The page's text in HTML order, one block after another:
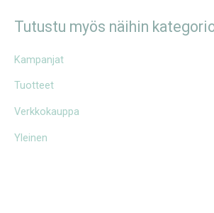
Tutustu myös näihin
Kampanjat
Tuotteet
Verkkokauppa
Yleinen